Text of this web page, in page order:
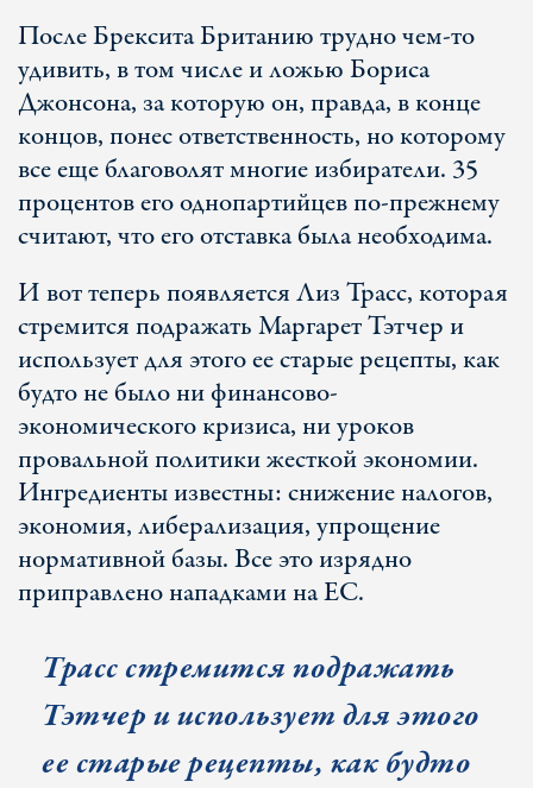
После Брексита Британию трудно чем-то
удивить, в том числе и ложью Бориса
Джонсона, за которую он, правда, в конце
концов, понес ответственность, но которому
все еще благоволят многие избиратели. 35
процентов его однопартийцев по-прежнему
считают, что его отставка была необходима.
И вот теперь появляется Лиз Трасс, которая
стремится подражать Маргарет Тэтчер и
использует для этого ее старые рецепты, как
будто не было ни финансово-
экономического кризиса, ни уроков
провальной политики жесткой экономии.
Ингредиенты известны: снижение налогов,
экономия, либерализация, упрощение
нормативной базы. Все это изрядно
приправлено нападками на ЕС.
Трасс стремится подражать
Тэтчер и использует для этого
ее старые рецепты, как будто